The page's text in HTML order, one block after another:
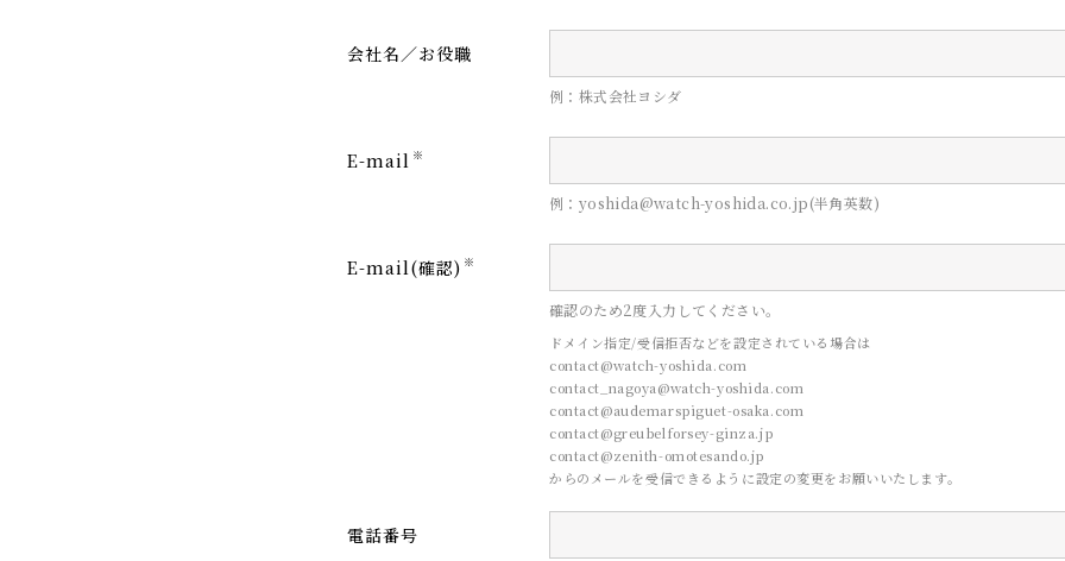
CONTACT
会社名／お役職
例：株式会社ヨシダ
E-mail ※
例：yoshida@watch-yoshida.co.jp(半角英数)
E-mail(確認) ※
確認のため2度入力してください。
ドメイン指定/受信拒否などを設定されている場合は
contact@watch-yoshida.com
contact_nagoya@watch-yoshida.com
contact@audemarspiguet-osaka.com
contact@greubelforsey-ginza.jp
contact@zenith-omotesando.jp
からのメールを受信できるように設定の変更をお願いいたします。
電話番号